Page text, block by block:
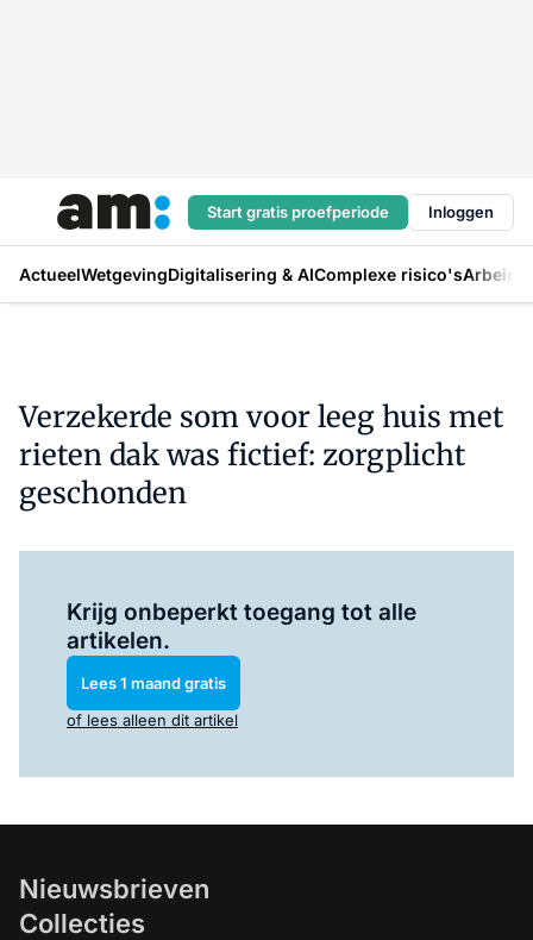
Start gratis proefperiode Inloggen
ActueelWetgevingDigitalisering & AIComplexe risico's
Verzekerde som voor leeg huis met
rieten dak was fictief: zorgplicht
geschonden
Krijg onbeperkt toegang tot alle
artikelen.
Lees 1 maand gratis
of lees alleen dit artikel
Nieuwsbrieven
Collecties